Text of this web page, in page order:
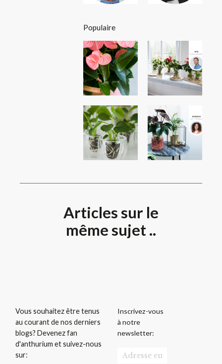
Populaire
Articles sur le
même sujet ..
Vous souhaitez être tenus
au courant de nos derniers
blogs? Devenez fan
d'anthurium et suivez-nous
sur:
Inscrivez-vous
à notre
newsletter: